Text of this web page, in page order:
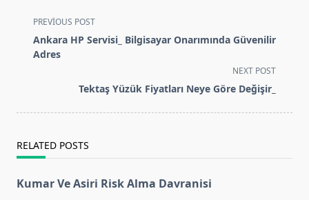
<span
class="nav-
subtitle
PREVIOUS POST
Ankara HP Servisi_ Bilgisayar Onarımında Güvenilir
Adres
NEXT POST
Tektaş Yüzük Fiyatları Neye Göre Değişir_
RELATED POSTS
Kumar Ve Asiri Risk Alma Davranisi